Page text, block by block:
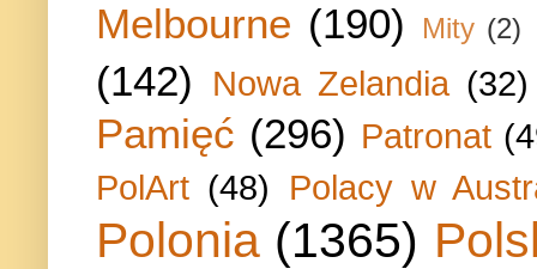
Melbourne (190) Mity (2)
(142) Nowa Zelandia (32)
Pamięć (296) Patronat
PolArt (48) Polacy w
Polonia (1365)